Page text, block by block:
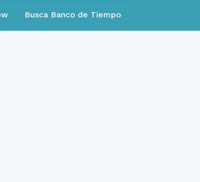
Busca Banco de Tiempo